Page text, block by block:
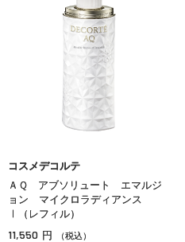
コスメデコルテ
ＡＱ アブソリュート エマルジ
ョン マイクロラディアンス
Ⅰ（レフィル）
11,550 円 （税込）